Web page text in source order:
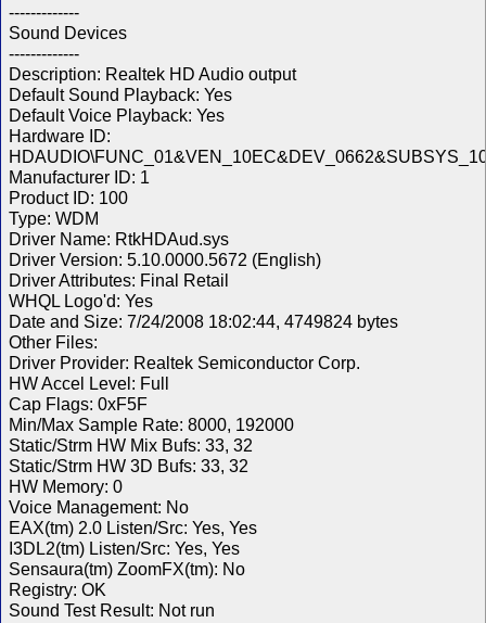
-------------
Sound Devices
-------------
Description: Realtek HD Audio output
Default Sound Playback: Yes
Default Voice Playback: Yes
Hardware ID:
Manufacturer ID: 1
Product ID: 100
Type: WDM
Driver Name: RtkHDAud.sys
Driver Version: 5.10.0000.5672 (English)
Driver Attributes: Final Retail
WHQL Logo'd: Yes
Date and Size: 7/24/2008 18:02:44, 4749824 bytes
Other Files:
Driver Provider: Realtek Semiconductor Corp.
HW Accel Level: Full
Cap Flags: 0xF5F
Min/Max Sample Rate: 8000, 192000
Static/Strm HW Mix Bufs: 33, 32
Static/Strm HW 3D Bufs: 33, 32
HW Memory: 0
Voice Management: No
EAX(tm) 2.0 Listen/Src: Yes, Yes
I3DL2(tm) Listen/Src: Yes, Yes
Sensaura(tm) ZoomFX(tm): No
Registry: OK
Sound Test Result: Not run